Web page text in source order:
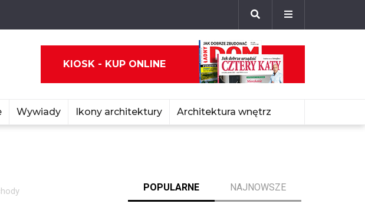
KIOSK - KUP ONLINE
Wywiady Ikony architektury Architektura wnętrz
POPULARNE NAJNOWSZE